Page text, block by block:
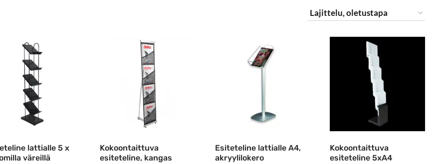
lattialle 5 x
väreillä
Kokoontaittuva
esiteteline, kangas
Esiteteline lattialle A4,
akryylilokero
Kokoontaittuva
esiteteline 5xA4